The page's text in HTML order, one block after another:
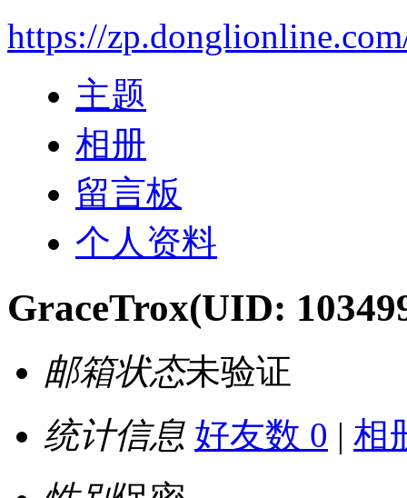
https://
主题
相册
留言板
个人资料
GraceTrox(UID:
邮箱状态未验证
统计信息 好友数 0 | 相